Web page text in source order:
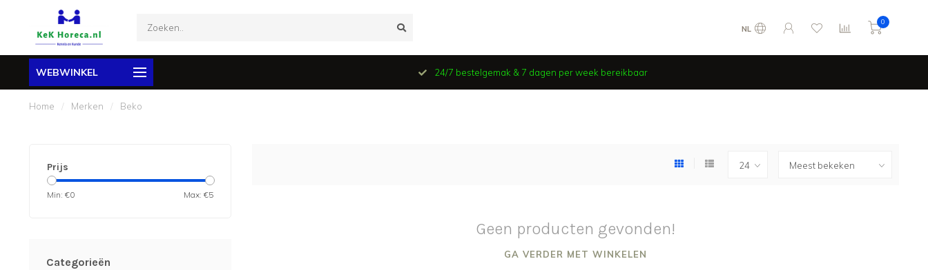
NL
0
WEBWINKEL 24/7 bestelgemak & 7 dagen per week bereikbaar
Home / Merken / Beko
Prijs
Min: €0 Max: €5
Categorieën
Geen producten gevonden!
GA VERDER MET WINKELEN